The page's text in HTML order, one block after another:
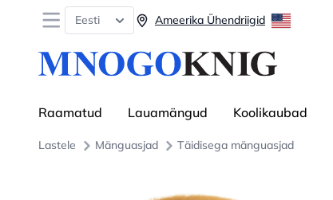
Open menu
Eesti Ameerika Ühendriigid
Raamatud Lauamängud Koolikaubad
Lastele Mänguasjad Täidisega mänguasjad